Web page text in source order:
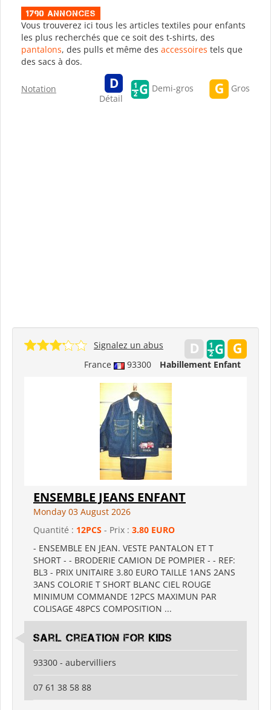
1790 Annonces
Vous trouverez ici tous les articles textiles pour enfants
les plus recherchés que ce soit des t-shirts, des
pantalons, des pulls et même des accessoires tels que
des sacs à dos.
Notation
Détail
Demi-gros Gros
France 93300 Habillement Enfant
Signalez un abus
ENSEMBLE JEANS ENFANT
Monday 03 August 2026
Quantité : 12PCS - Prix : 3.80 EURO
- ENSEMBLE EN JEAN. VESTE PANTALON ET T
SHORT - - BRODERIE CAMION DE POMPIER - - REF:
BL3 - PRIX UNITAIRE 3.80 EURO TAILLE 1ANS 2ANS
3ANS COLORIE T SHORT BLANC CIEL ROUGE
MINIMUM COMMANDE 12PCS MAXIMUN PAR
COLISAGE 48PCS COMPOSITION ...
sarl creation for kids
93300 - aubervilliers
07 61 38 58 88